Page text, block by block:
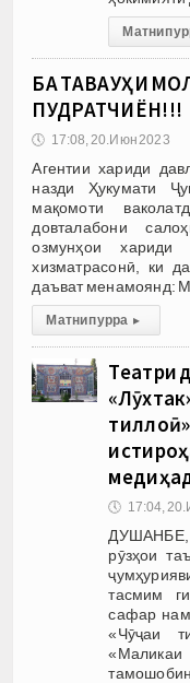
Матни
БА ТАВАҶҶУҲИ
ПУДРАТЧИЁН!!!
🕔 17:08, 20.Июн 2023
Агентии хариди
назди Ҳукумати
мақомоти
довталабони
озмунҳои
хизматрасонӣ, ки
даъват менамоянд:
Матни пурра ▸
Театри
🕔 17:04,
ДУШАНБЕ,
рӯзҳои
тасмим
сафар
«Чӯҷаи